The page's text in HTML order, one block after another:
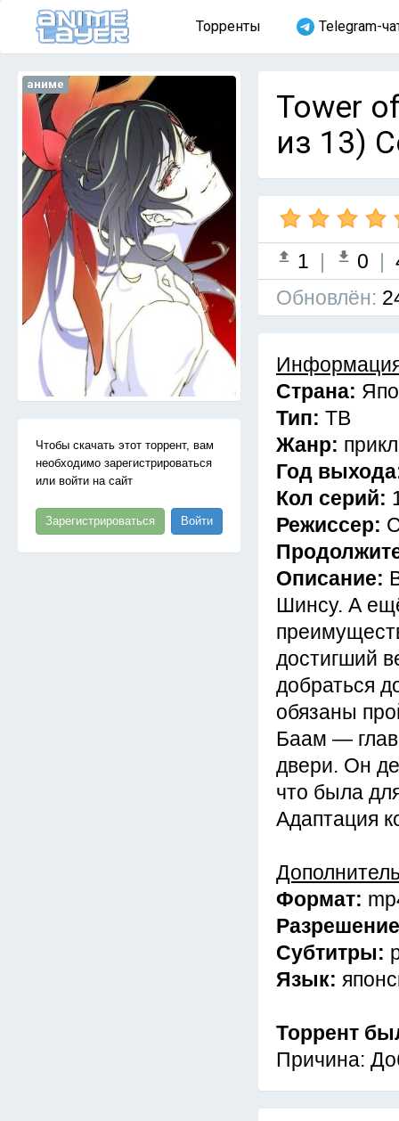
Торренты Telegram-
аниме
Чтобы скачать этот торрент, вам
необходимо зарегистрироваться
или войти на сайт
Зарегистрироваться Войти
Tower
из 13)
1 | 0 |
Обновлён:
Страна:
Тип: ТВ
Жанр:
Год
Кол серий:
Режиссер:
Описание:
Шинсу. А
достигший
добраться
обязаны
Баам —
двери. Он
что была
Адаптация
Формат:
Субтитры:
Язык:
Торрент
Причина: